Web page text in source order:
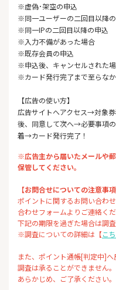
※虚偽･架空の申込
※同一ユーザーの二回目以降
※同一IPの二回目以降の申込
※入力不備があった場合
※既存会員の申込
※申込後、キャンセルされた
※カード発行完了まで至らな
【広告の使い方】
広告サイトへアクセス→対象
後、同意して次へ→必要事項
着→カード発行完了！
※広告主から届いたメールや
保管してください。
【お問合せについての注意事項
ポイントに関するお問い合わ
合わせフォームよりご連絡くだ
下記の期限を過ぎた場合は調
※調査についての詳細は【こ
また、ポイント通帳[判定中]
調査は承ることができません。
あらかじめ、ご了承ください。